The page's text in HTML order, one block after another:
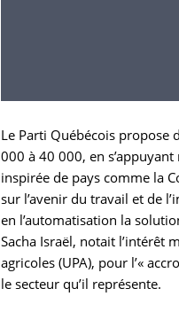
Le Parti Québécois propose
000 à 40 000, en
inspirée de pays comme la
sur l’avenir du travail et de
en l’automatisation la
Sacha Israël, notait l’intérêt
agricoles (UPA), pour l’«
le secteur qu’il représente.